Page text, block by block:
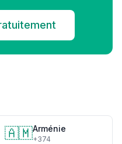
🇦🇲Arménie
+374